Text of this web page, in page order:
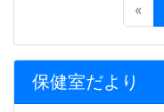
«
保健室だより